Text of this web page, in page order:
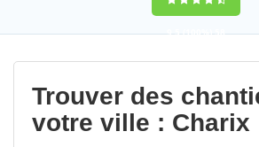
9,5(100%)58
votes
Trouver des
votre ville : Charix